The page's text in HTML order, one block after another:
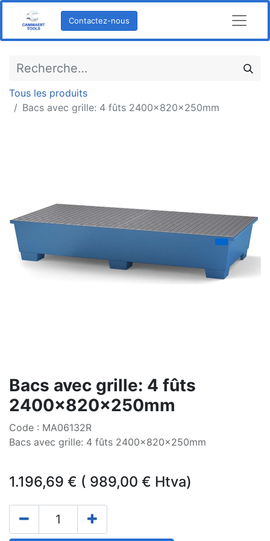
Contactez-nous
Tous les produits
Bacs avec grille: 4 fûts 2400x820x250mm
Bacs avec grille: 4 fûts
2400x820x250mm
Code : MA06132R
Bacs avec grille: 4 fûts 2400x820x250mm
1.196,69 € ( 989,00 € Htva)